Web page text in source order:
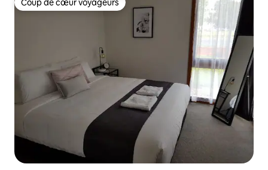
Coup de cœur voyageurs
Coup de cœur voyageurs